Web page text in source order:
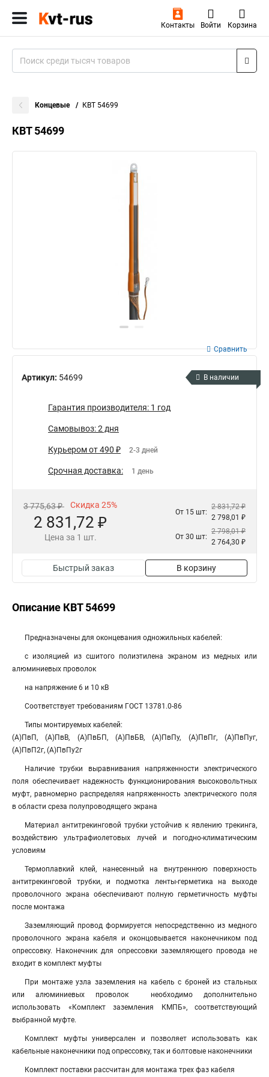
Контакты Войти Корзина
Концевые КВТ 54699
КВТ 54699
Артикул: 54699
Сравнить
В наличии
Гарантия производителя: 1 год
Самовывоз: 2 дня
Курьером от 490 ₽ 2-3 дней
Срочная доставка: 1 день
3 775,63 ₽ Скидка 25%
2 831,72 ₽
Цена за 1 шт.
От 15 шт:
2 831,72 ₽
2 798,01 ₽
От 30 шт:
2 798,01 ₽
2 764,30 ₽
Быстрый заказ В корзину
Описание КВТ 54699
Предназначены для оконцевания одножильных кабелей:
с изоляцией из сшитого полиэтилена экраном из медных или
алюминиевых проволок
на напряжение 6 и 10 кВ
Соответствует требованиям ГОСТ 13781.0-86
Типы монтируемых кабелей:
(А)ПвП, (А)ПвВ, (А)ПвБП, (А)ПвБВ, (А)ПвПу, (А)ПвПг, (А)ПвПуг,
(А)ПвП2г, (А)ПвПу2г
Наличие трубки выравнивания напряженности электрического
поля обеспечивает надежность функционирования высоковольтных
муфт, равномерно распределяя напряженность электрического поля
в области среза полупроводящего экрана
Материал антитрекинговой трубки устойчив к явлению трекинга,
воздействию ультрафиолетовых лучей и погодно-климатическим
условиям
Термоплавкий клей, нанесенный на внутреннюю поверхность
антитрекинговой трубки, и подмотка ленты-герметика на выходе
проволочного экрана обеспечивают полную герметичность муфты
после монтажа
Заземляющий провод формируется непосредственно из медного
проволочного экрана кабеля и оконцовывается наконечником под
опрессовку. Наконечник для опрессовки заземляющего провода не
входит в комплект муфты
При монтаже узла заземления на кабель с броней из стальных
или алюминиевых проволок необходимо дополнительно
использовать «Комплект заземления КМПБ», соответствующий
выбранной муфте.
Комплект муфты универсален и позволяет использовать как
кабельные наконечники под опрессовку, так и болтовые наконечники
Комплект поставки рассчитан для монтажа трех фаз кабеля